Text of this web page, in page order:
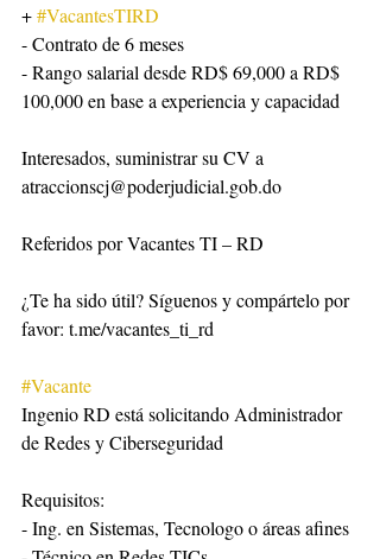
+ #VacantesTIRD
- Contrato de 6 meses
- Rango salarial desde RD$ 69,000 a RD$
100,000 en base a experiencia y capacidad
Interesados, suministrar su CV a
atraccionscj@poderjudicial.gob.do
Referidos por Vacantes TI – RD
¿Te ha sido útil? Síguenos y compártelo por
favor: t.me/vacantes_ti_rd
#Vacante
Ingenio RD está solicitando Administrador
de Redes y Ciberseguridad
Requisitos:
- Ing. en Sistemas, Tecnologo o áreas afines